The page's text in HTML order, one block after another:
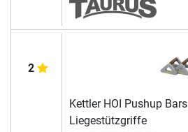
2
Kettler HOI Pushup Bars
Liegestützgriffe